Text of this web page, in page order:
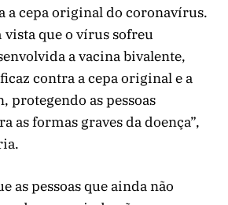
a cepa original do coronavírus.
vista que o vírus sofreu
a vacina bivalente,
contra a cepa original e a
protegendo as pessoas
as formas graves da doença”,
as pessoas que ainda não